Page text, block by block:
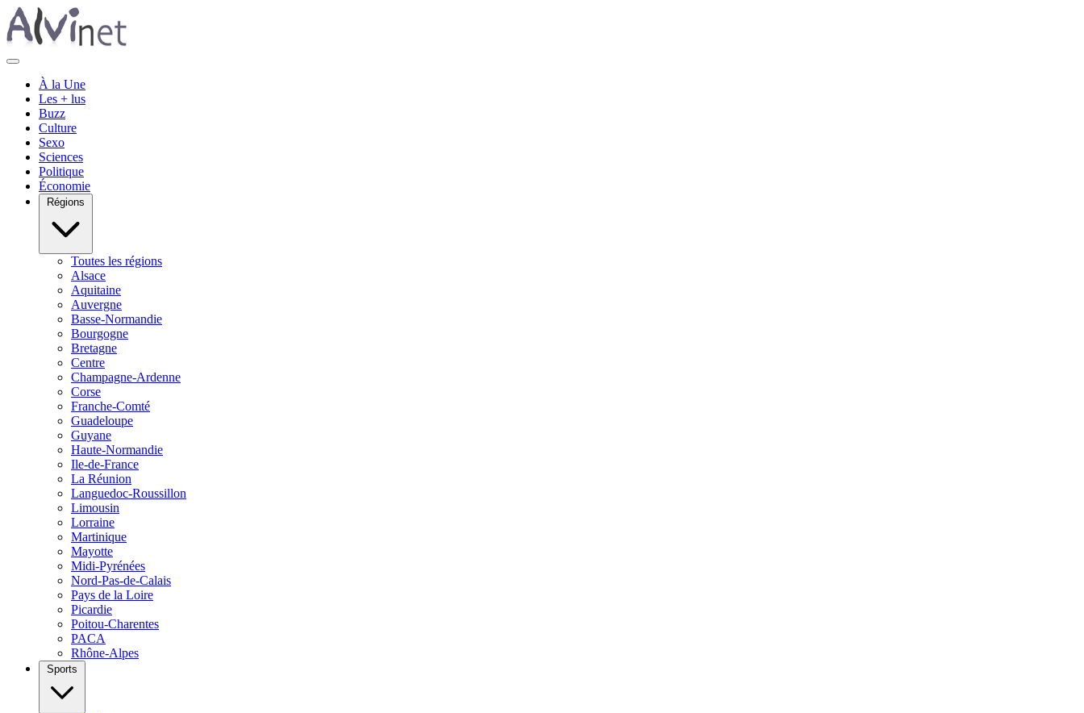
À la Une
Les + lus
Buzz
Culture
Sexo
Sciences
Politique
Économie
Régions
Toutes les régions
Alsace
Aquitaine
Auvergne
Basse-Normandie
Bourgogne
Bretagne
Centre
Champagne-Ardenne
Corse
Franche-Comté
Guadeloupe
Guyane
Haute-Normandie
Ile-de-France
La Réunion
Languedoc-Roussillon
Limousin
Lorraine
Martinique
Mayotte
Midi-Pyrénées
Nord-Pas-de-Calais
Pays de la Loire
Picardie
Poitou-Charentes
PACA
Rhône-Alpes
Sports